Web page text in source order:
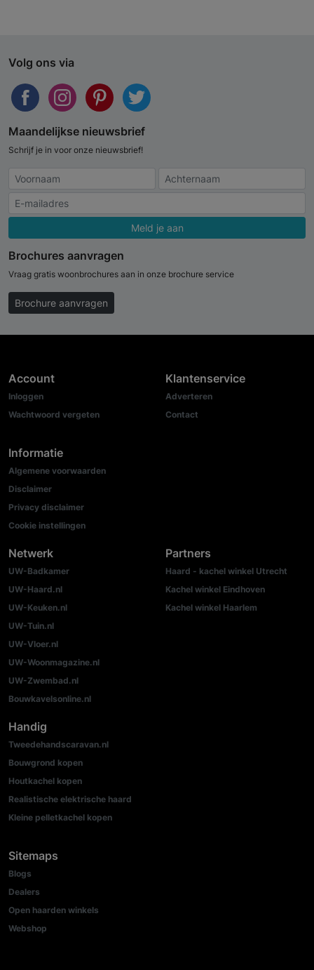
Volg ons via
Maandelijkse nieuwsbrief
Schrijf je in voor onze nieuwsbrief!
Meld je aan
Brochures aanvragen
Vraag gratis woonbrochures aan in onze brochure service
Brochure aanvragen
Account
Inloggen
Wachtwoord vergeten
Informatie
Algemene voorwaarden
Disclaimer
Privacy disclaimer
Cookie instellingen
Klantenservice
Adverteren
Contact
Netwerk
UW-Badkamer
UW-Haard.nl
UW-Keuken.nl
UW-Tuin.nl
UW-Vloer.nl
UW-Woonmagazine.nl
UW-Zwembad.nl
Bouwkavelsonline.nl
Partners
Haard - kachel winkel Utrecht
Kachel winkel Eindhoven
Kachel winkel Haarlem
Handig
Tweedehandscaravan.nl
Bouwgrond kopen
Houtkachel kopen
Realistische elektrische haard
Kleine pelletkachel kopen
Sitemaps
Blogs
Dealers
Open haarden winkels
Webshop